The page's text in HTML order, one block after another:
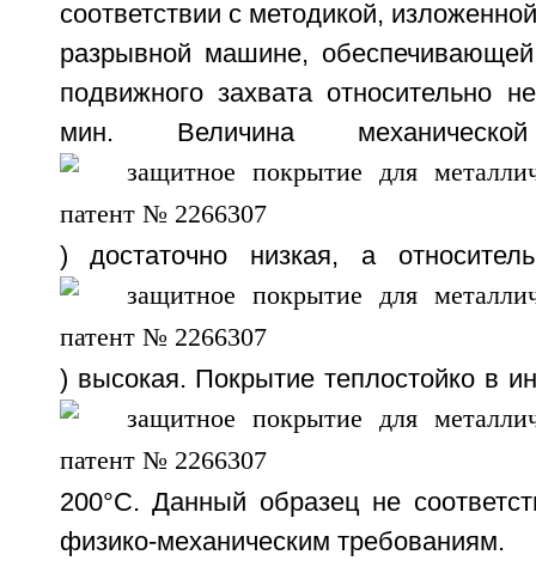
соответствии с методикой,
разрывной машине,
подвижного захвата относительно
мин. Величина
) достаточно низкая, а
) высокая. Покрытие теплостойко в
200°С. Данный образец не
физико-механическим требованиям.